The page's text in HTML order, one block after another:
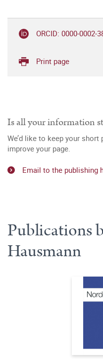
ORCID: 0000-0002-
Print page
Is all your information
We’d like to keep your
improve your page.
Email to the publishing
Publications
Hausmann